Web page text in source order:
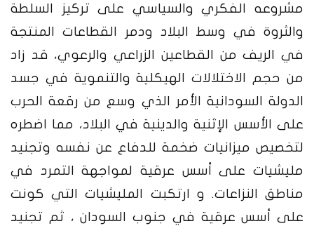
مشروعه الفكري والسياسي على تركيز السلطة
والثروة في وسط البلاد ودمر القطاعات المنتجة
في الريف من القطاعين الزراعي والرعوي، قد زاد
من حجم الاختلالات الهيكلية والتنموية في جسد
الدولة السودانية الأمر الذي وسع من رقعة الحرب
على الأسس الإثنية والدينية في البلاد، مما اضطره
لتخصيص ميزانيات ضخمة للدفاع عن نفسه وتجنيد
مليشيات على أسس عرقية لمواجهة التمرد في
مناطق النزاعات. و ارتكبت المليشيات التي كونت
على أسس عرقية في جنوب السودان ، ثم تجنيد